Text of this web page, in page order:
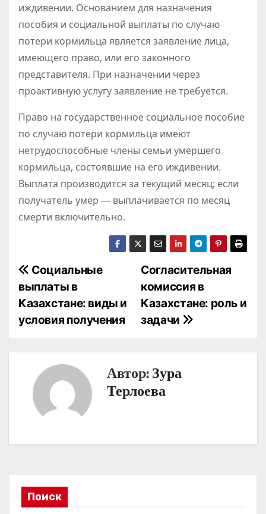
иждивении. Основанием для назначения
пособия и социальной выплаты по случаю
потери кормильца является заявление лица,
имеющего право, или его законного
представителя. При назначении через
проактивную услугу заявление не требуется.
Право на государственное социальное пособие
по случаю потери кормильца имеют
нетрудоспособные члены семьи умершего
кормильца, состоявшие на его иждивении.
Выплата производится за текущий месяц; если
получатель умер — выплачивается по месяц
смерти включительно.
Н
а
в
и
п
Согласительная
комиссия в
Казахстане: роль и
задачи
Социальные
выплаты в
Казахстане: виды и
условия получения
Автор: Зура
Терлоева
Поиск